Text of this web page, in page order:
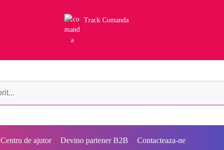
Track Comanda
Centru de ajutor Devino partener B2B Contacteaza-ne